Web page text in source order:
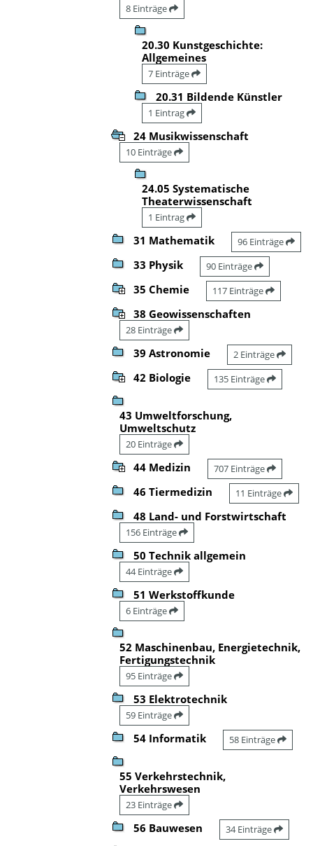
8 Einträge
20.30 Kunstgeschichte:
Allgemeines
7 Einträge
20.31 Bildende Künstler
1 Eintrag
24 Musikwissenschaft
10 Einträge
24.05 Systematische
Theaterwissenschaft
1 Eintrag
31 Mathematik 96 Einträge
33 Physik 90 Einträge
35 Chemie 117 Einträge
38 Geowissenschaften
28 Einträge
39 Astronomie 2 Einträge
42 Biologie 135 Einträge
43 Umweltforschung,
Umweltschutz
20 Einträge
44 Medizin 707 Einträge
46 Tiermedizin 11 Einträge
48 Land- und Forstwirtschaft
156 Einträge
50 Technik allgemein
44 Einträge
51 Werkstoffkunde
6 Einträge
52 Maschinenbau, Energietechnik,
Fertigungstechnik
95 Einträge
53 Elektrotechnik
59 Einträge
54 Informatik 58 Einträge
55 Verkehrstechnik,
Verkehrswesen
23 Einträge
56 Bauwesen 34 Einträge